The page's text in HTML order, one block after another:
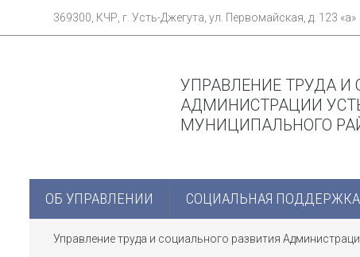
369300, КЧР, г. Усть-Джегута, ул. Первомайская, д. 123 «а»
УПРАВЛЕНИЕ ТРУДА И
АДМИНИСТРАЦИИ
МУНИЦИПАЛЬНОГО
ОБ УПРАВЛЕНИИ СОЦИАЛЬНАЯ ПОДДЕРЖКА
Управление труда и социального развития